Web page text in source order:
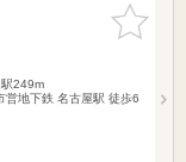
お気に入
りに追加
249m
営地下鉄 名古屋駅 徒歩6